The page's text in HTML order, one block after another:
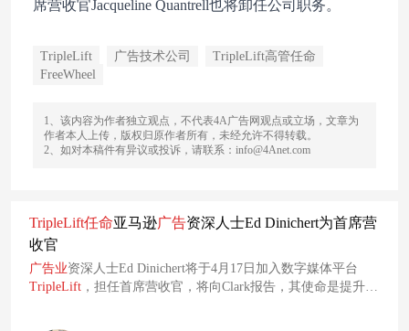
席营收官Jacqueline Quantrell也将卸任公司职务。
TripleLift 广告技术公司
TripleLift高管任命
FreeWheel
1、该内容为作者独立观点，不代表4A广告网观点或立场，文章为
作者本人上传，版权归原作者所有，未经允许不得转载。
2、如对本稿件有异议或投诉，请联系：info@4Anet.com
TripleLift任命亚马逊广告资深人士Ed Dinichert为首席营
收官
广告业资深人士Ed Dinichert将于4月17日加入数字媒体平台
TripleLift ，担任首席营收官，将向Clark报告，其使命是提升每